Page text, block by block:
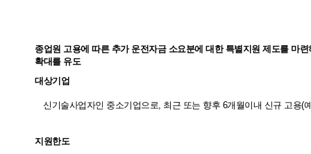
종업원 고용에 따른 추가 운전자금 소요분에 대한 특별지원 제도를 마
확대를 유도
대상기업
신기술사업자인 중소기업으로, 최근 또는 향후 6개월이내 신규 고용(
지원한도